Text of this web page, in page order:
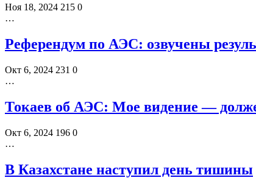
Ноя 18, 2024 215 0
…
Референдум по АЭС: озвучены
Окт 6, 2024 231 0
…
Токаев об АЭС: Мое видение —
Окт 6, 2024 196 0
…
В Казахстане наступил день тишины